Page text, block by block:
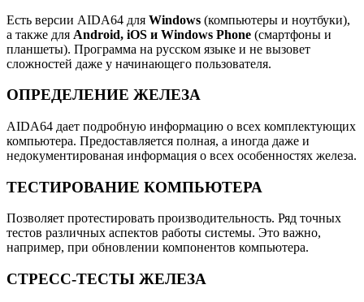
Есть версии AIDA64 для Windows (компьютеры и ноутбуки),
а также для Android, iOS и Windows Phone (смартфоны и
планшеты). Программа на русском языке и не вызовет
сложностей даже у начинающего пользователя.
ОПРЕДЕЛЕНИЕ ЖЕЛЕЗА
AIDA64 дает подробную информацию о всех комплектующих
компьютера. Предоставляется полная, а иногда даже и
недокументированая информация о всех особенностях железа.
ТЕСТИРОВАНИЕ КОМПЬЮТЕРА
Позволяет протестировать производительность. Ряд точных
тестов различных аспектов работы системы. Это важно,
например, при обновлении компонентов компьютера.
СТРЕСС-ТЕСТЫ ЖЕЛЕЗА